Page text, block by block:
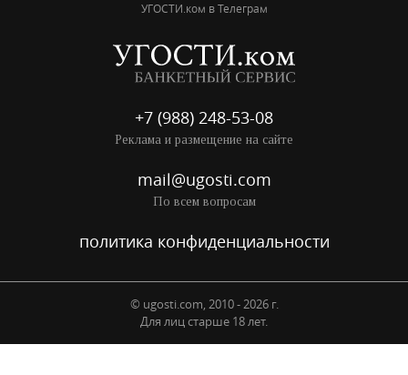
УГОСТИ.ком в Телеграм
+7 (988) 248-53-08
Реклама и размещение на сайте
mail@ugosti.com
По всем вопросам
политика конфиденциальности
© ugosti.com, 2010 - 2026 г.
Для лиц старше 18 лет.